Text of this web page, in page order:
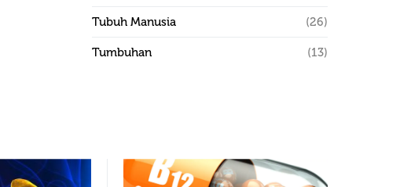
Tubuh Manusia (26)
Tumbuhan (13)